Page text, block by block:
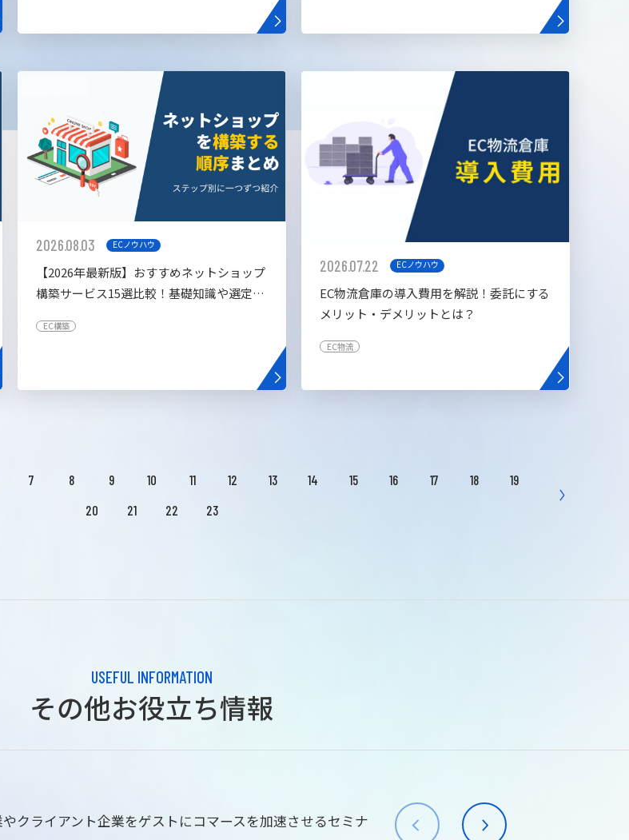
2026.08.03 ECノウハウ
【2026年最新版】おすすめネットショップ
構築サービス15選比較！基礎知識や選定基
EC構築
2026.07.22 ECノウハウ
EC物流倉庫の導入費用を解説！委託にする
メリット・デメリットとは？
EC物流
7 8 9 10 11 12 13 14 15 16 17 18
19
20
21 22 23
USEFUL INFORMATION
その他お役立ち情報
クライアント企業をゲストにコマースを加速させるセミナ